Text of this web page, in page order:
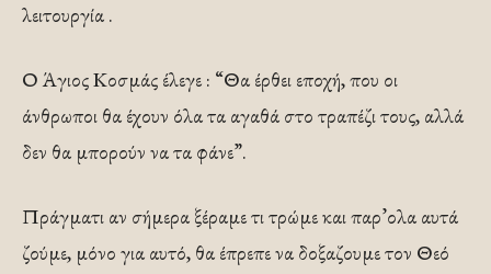
λειτουργία .
Ο Άγιος Κοσμάς έλεγε : “Θα έρθει εποχή, που οι
άνθρωποι θα έχουν όλα τα αγαθά στο τραπέζι τους, αλλά
δεν θα μπορούν να τα φάνε”.
Πράγματι αν σήμερα ξέραμε τι τρώμε και παρ’ολα αυτά
ζούμε, μόνο για αυτό, θα έπρεπε να δοξαζουμε τον Θεό